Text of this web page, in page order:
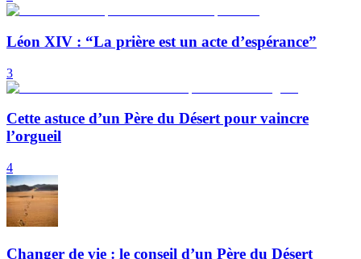
Léon XIV : “La prière est un acte d’espérance”
3
Cette astuce d’un Père du Désert pour vaincre
l’orgueil
4
Changer de vie : le conseil d’un Père du Désert